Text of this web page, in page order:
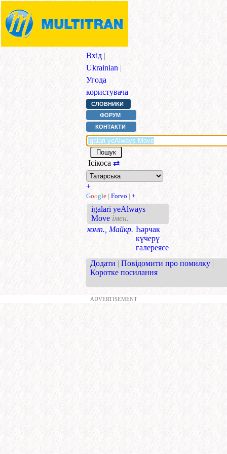
Вхід |
Ukrainian |
Угода
користувача
СЛОВНИКИ
ФОРУМ
КОНТАКТИ
Ісікоса ⇄
+
Google | Forvo | +
igalari yeAlways
Move імен.
комп., Майкр. Һәрчак
күчерү
галереясе
Додати | Повідомити про помилку |
Коротке посилання
ADVERTISEMENT